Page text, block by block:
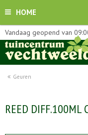
HOME
Geuren
Vandaag geopend van
REED DIFF.100ML